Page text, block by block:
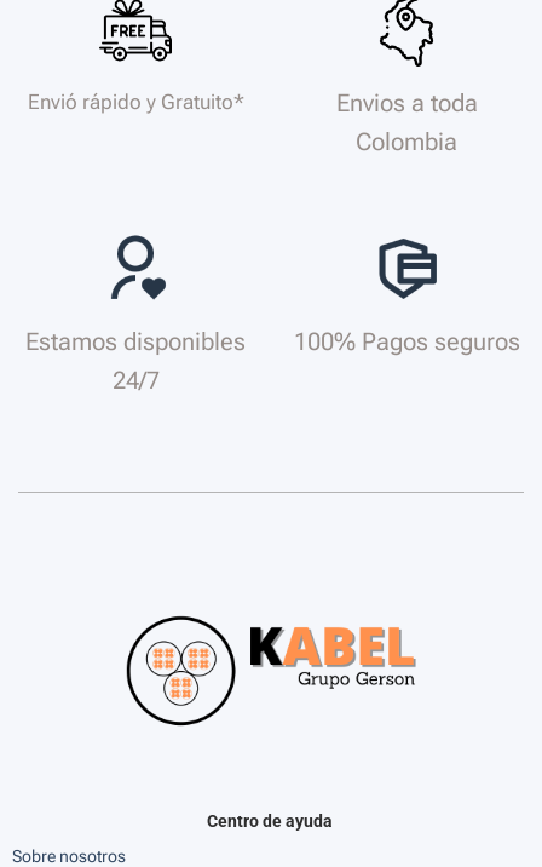
Envió rápido y Gratuito*
Envios a toda
Colombia
Estamos disponibles
24/7
100% Pagos seguros
Centro de ayuda
Sobre nosotros